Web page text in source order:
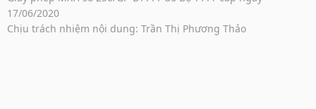
17/06/2020
Chịu trách nhiệm nội dung: Trần Thị Phương Thảo